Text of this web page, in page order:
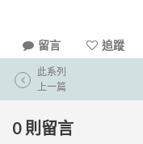
留言 追蹤
此系列
上一篇
0 則留言